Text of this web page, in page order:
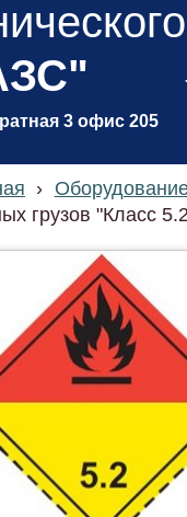
3 офис 205
›
грузов "Класс